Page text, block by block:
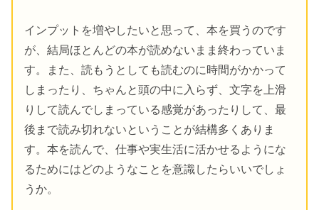
インプットを増やしたいと思って、本を買うのです
が、結局ほとんどの本が読めないまま終わっていま
す。また、読もうとしても読むのに時間がかかって
しまったり、ちゃんと頭の中に入らず、文字を上滑
りして読んでしまっている感覚があったりして、最
後まで読み切れないということが結構多くありま
す。本を読んで、仕事や実生活に活かせるようにな
るためにはどのようなことを意識したらいいでしょ
うか。